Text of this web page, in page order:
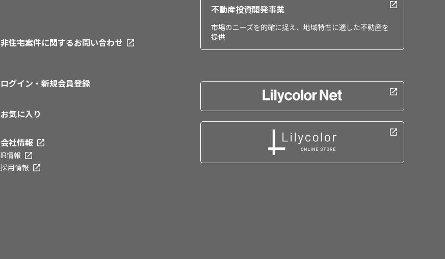
非住宅案件に関するお問い合わせ
ログイン・新規会員登録
お気に入り
会社情報
IR情報
採用情報
不動産投資開発事業
市場のニーズを的確に捉え、地域特性に適した不動産を
提供